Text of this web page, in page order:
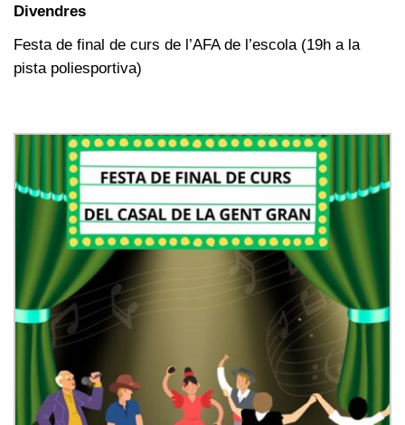
Divendres
Festa de final de curs de l’AFA de l’escola (19h a la
pista poliesportiva)